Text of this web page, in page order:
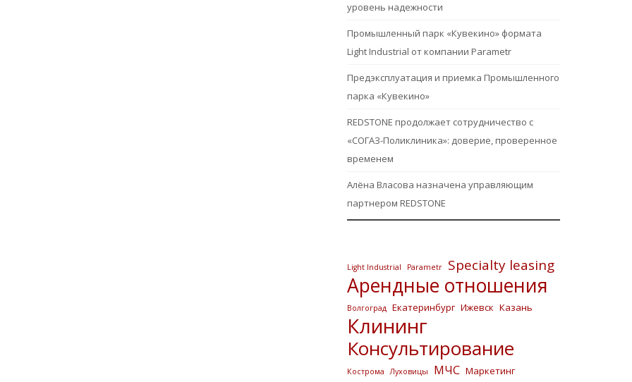
уровень надежности
Промышленный парк «Кувекино» формата
Light Industrial от компании Parametr
Предэксплуатация и приемка Промышленного
парка «Кувекино»
REDSTONE продолжает сотрудничество с
«СОГАЗ-Поликлиника»: доверие, проверенное
временем
Алёна Власова назначена управляющим
партнером REDSTONE
Light Industrial Parametr Specialty leasing
Арендные отношения
Волгоград Екатеринбург Ижевск Казань
Клининг
Консультирование
Кострома Луховицы МЧС Маркетинг